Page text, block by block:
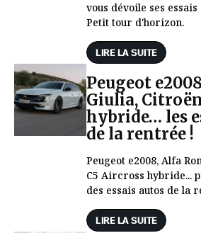
vous dévoile ses
Petit tour d'horizon.
LIRE LA SUITE
Peugeot
Giulia,
hybride… les
de la rentrée !
Peugeot e2008, Alfa
C5 Aircross hybride...
des essais autos de la
LIRE LA SUITE